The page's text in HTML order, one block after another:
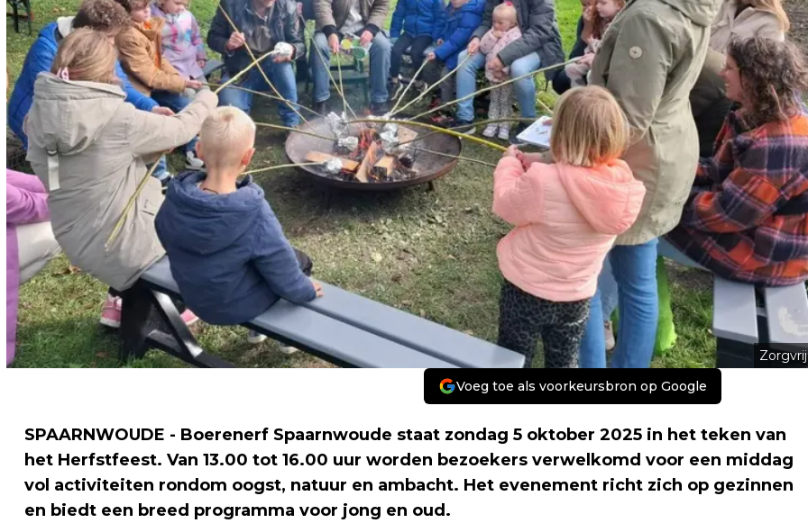
Zorgvrij
Voeg toe als voorkeursbron op Google
SPAARNWOUDE - Boerenerf Spaarnwoude staat zondag 5 oktober 2025 in het teken van
het Herfstfeest. Van 13.00 tot 16.00 uur worden bezoekers verwelkomd voor een middag
vol activiteiten rondom oogst, natuur en ambacht. Het evenement richt zich op gezinnen
en biedt een breed programma voor jong en oud.